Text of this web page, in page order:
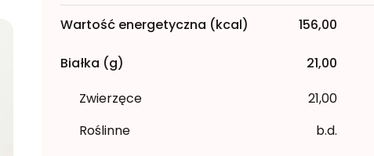
Wartość energetyczna (kcal) 156,00
Białka (g) 21,00
Zwierzęce
21,00
Roślinne
b.d.